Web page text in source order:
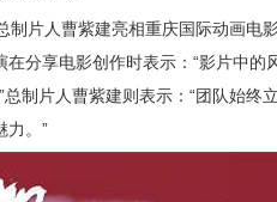
制片人曹紫建亮相重庆国际动画电
分享电影创作时表示：“影片中
总制片人曹紫建则表示：“团队始
力。”